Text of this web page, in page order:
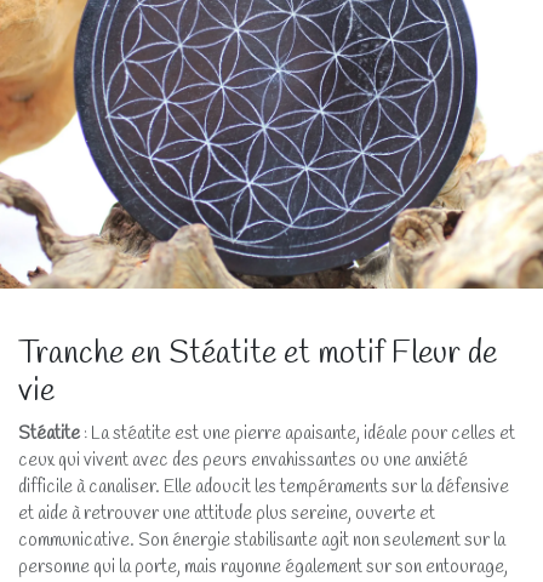
Tranche en Stéatite et motif Fleur de
vie
Stéatite : La stéatite est une pierre apaisante, idéale pour celles et
ceux qui vivent avec des peurs envahissantes ou une anxiété
difficile à canaliser. Elle adoucit les tempéraments sur la défensive
et aide à retrouver une attitude plus sereine, ouverte et
communicative. Son énergie stabilisante agit non seulement sur la
personne qui la porte, mais rayonne également sur son entourage,